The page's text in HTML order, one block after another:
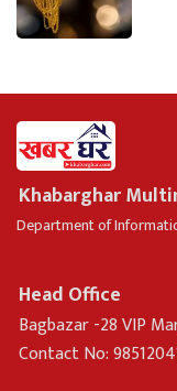
Khabarghar
Department of
Head Office
Bagbazar -28 VIP
Contact No: